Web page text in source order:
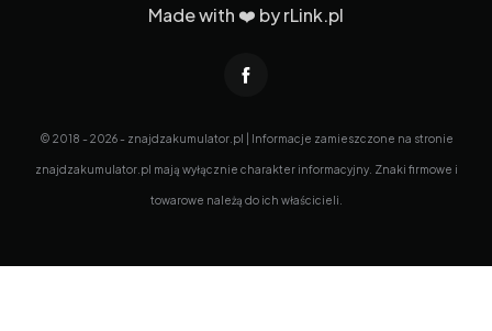
Made with ❤️ byrLink.pl
© 2018 - 2026 - znajdzakumulator.pl | Informacje zamieszczone na stronie
znajdzakumulator.pl mają wyłącznie charakter informacyjny. Znaki firmowe i
towarowe należą do ich właścicieli.